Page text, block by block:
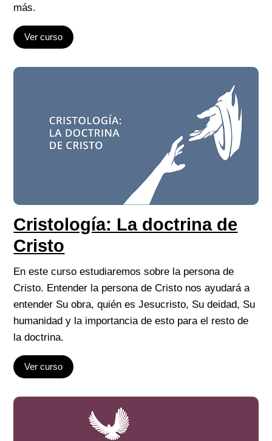
más.
Ver curso
Cristología: La doctrina de
Cristo
En este curso estudiaremos sobre la persona de
Cristo. Entender la persona de Cristo nos ayudará a
entender Su obra, quién es Jesucristo, Su deidad, Su
humanidad y la importancia de esto para el resto de
la doctrina.
Ver curso